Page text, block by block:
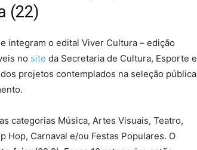
(22)
integram o edital Viver Cultura – edição
no site da Secretaria de Cultura, Esporte e
projetos contemplados na seleção pública
categorias Música, Artes Visuais, Teatro,
Hop, Carnaval e/ou Festas Populares. O